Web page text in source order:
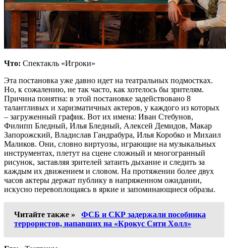
Что: Спектакль «Игроки»
Эта постановка уже давно идет на театральных подмостках.
Но, к сожалению, не так часто, как хотелось бы зрителям.
Причина понятна: в этой постановке задействовано 8
талантливых и харизматичных актеров, у каждого из которых
– загруженный график. Вот их имена: Иван Стебунов,
Филипп Бледный, Илья Бледный, Алексей Демидов, Макар
Запорожский, Владислав Гандрабура, Илья Коробко и Михаил
Маликов. Они, словно виртуозы, играющие на музыкальных
инструментах, плетут на сцене сложный и многогранный
рисунок, заставляя зрителей затаить дыхание и следить за
каждым их движением и словом. На протяжении более двух
часов актеры держат публику в напряженном ожидании,
искусно перевоплощаясь в яркие и запоминающиеся образы.
Читайте также »
ФСБ и СКР задержали пособника
террористов, напавших на «Крокус Сити Холл»